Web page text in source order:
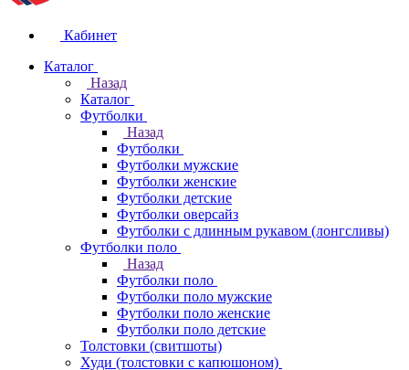
Кабинет
Каталог
Назад
Каталог
Футболки
Назад
Футболки
Футболки мужские
Футболки женские
Футболки детские
Футболки оверсайз
Футболки с длинным рукавом (лонгсливы)
Футболки поло
Назад
Футболки поло
Футболки поло мужские
Футболки поло женские
Футболки поло детские
Толстовки (свитшоты)
Худи (толстовки с капюшоном)